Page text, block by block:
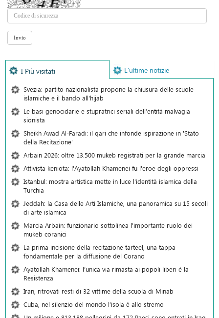
I Più visitati L’ultime notizie
Svezia: partito nazionalista propone la chiusura delle scuole
islamiche e il bando all'hijab
Le basi genocidarie e stupratrici seriali dell’entità malvagia
sionista
Sheikh Awad Al-Faradi: il qari che infonde ispirazione in 'Stato
della Recitazione'
Arbain 2026: oltre 13.500 mukeb registrati per la grande marcia
Attivista keniota: l'Ayatollah Khamenei fu l'eroe degli oppressi
Istanbul: mostra artistica mette in luce l'identità islamica della
Turchia
Jeddah: la Casa delle Arti Islamiche, una panoramica su 15 secoli
di arte islamica
Marcia Arbain: funzionario sottolinea l'importante ruolo dei
mukeb coranici
La prima incisione della recitazione tarteel, una tappa
fondamentale per la diffusione del Corano
Ayatollah Khamenei: l’unica via rimasta ai popoli liberi è la
Resistenza
Iran, ritrovati resti di 32 vittime della scuola di Minab
Cuba, nel silenzio del mondo l’isola è allo stremo